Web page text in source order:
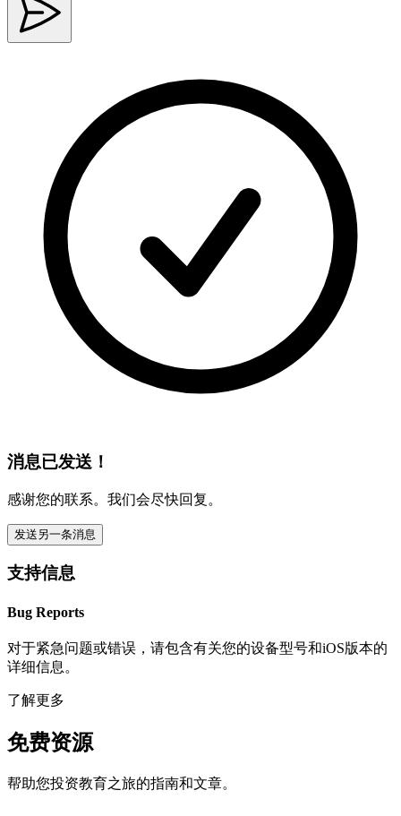
消息已发送！
感谢您的联系。我们会尽快回复。
发送另一条消息
支持信息
Bug Reports
对于紧急问题或错误，请包含有关您的设备型号和iOS版本的
详细信息。
了解更多
免费资源
帮助您投资教育之旅的指南和文章。